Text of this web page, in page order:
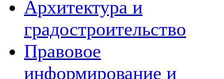
Архитектура и
градостроительство
Правовое
информирование и